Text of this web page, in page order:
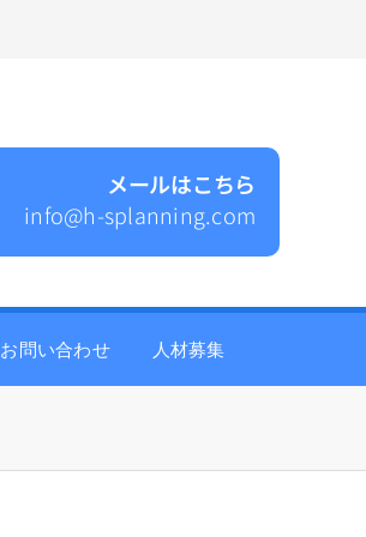
メールはこちら
info@h-splanning.com
お問い合わせ 人材募集